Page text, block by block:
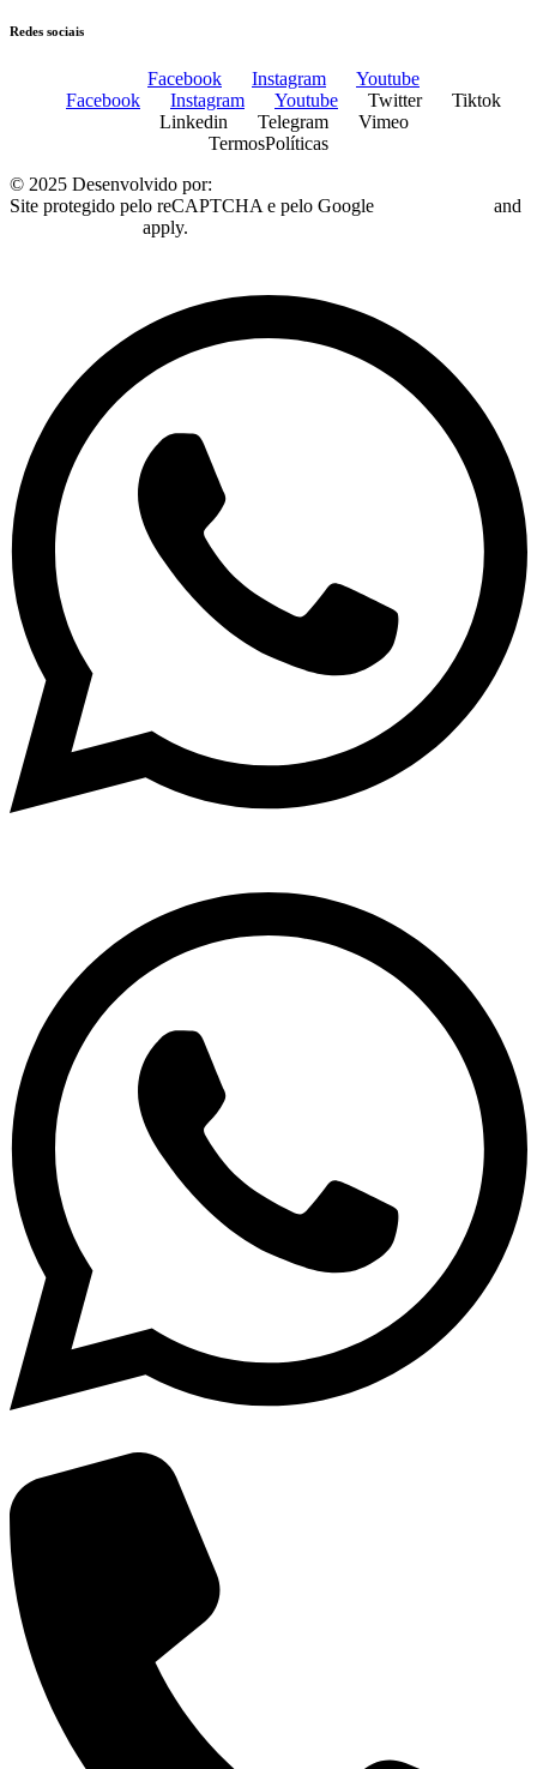
Redes sociais
Facebook Instagram
Youtube
Facebook
Instagram Youtube Twitter
Tiktok
Linkedin
Telegram
Vimeo
TermosPolíticas
© 2025 Desenvolvido por:
Site protegido pelo reCAPTCHA e pelo Google
and
apply.